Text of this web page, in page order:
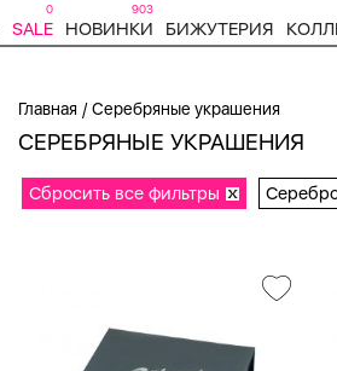
SALE
0
НОВИНКИ
903
БИЖУТЕРИЯ
Главная /Серебряные украшения
СЕРЕБРЯНЫЕ УКРАШЕНИЯ
Сбросить все фильтры